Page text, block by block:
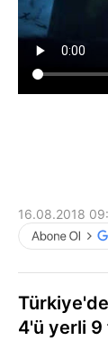
16.08.2018
4'ü yerli